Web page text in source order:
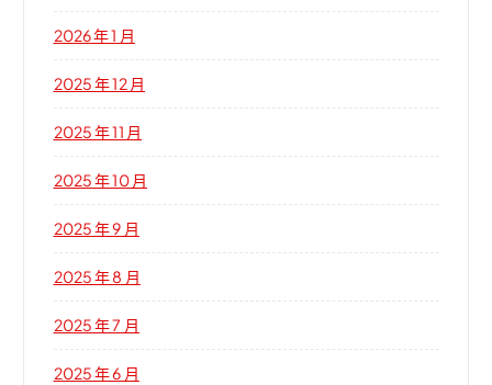
2026 年 1 月
2025 年 12 月
2025 年 11 月
2025 年 10 月
2025 年 9 月
2025 年 8 月
2025 年 7 月
2025 年 6 月